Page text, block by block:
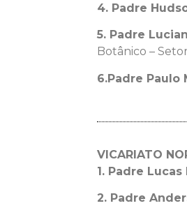
4. Padre
5. Padre
Botânico –
6.Padre Paulo
VICARIATO
1. Padre
2. Padre